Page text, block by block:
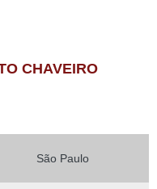
CHAVEIRO
São Paulo